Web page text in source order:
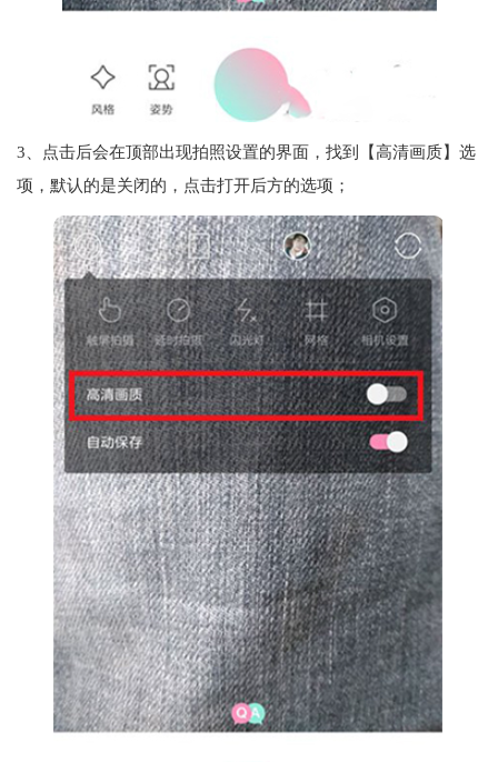
3、点击后会在顶部出现拍照设置的界面，找到【高清画质】选
项，默认的是关闭的，点击打开后方的选项；